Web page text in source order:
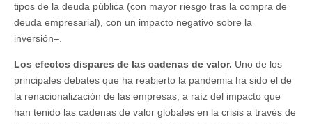
tipos de la deuda pública (con mayor riesgo tras la compra de
deuda empresarial), con un impacto negativo sobre la
inversión–.
Los efectos dispares de las cadenas de valor. Uno de los
principales debates que ha reabierto la pandemia ha sido el de
la renacionalización de las empresas, a raíz del impacto que
han tenido las cadenas de valor globales en la crisis a través de